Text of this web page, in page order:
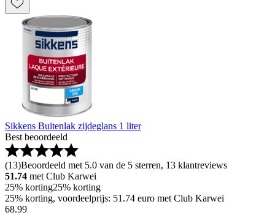
Sikkens Buitenlak zijdeglans 1 liter
Best beoordeeld
(13)Beoordeeld met 5.0 van de 5 sterren, 13 klantreviews
51.74 met Club Karwei
25% korting25% korting
25% korting, voordeelprijs: 51.74 euro met Club Karwei
68.99